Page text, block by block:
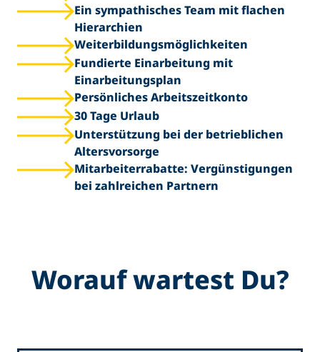
Ein sympathisches Team mit flachen
Hierarchien
Weiterbildungs­möglichkeiten
Fundierte Einarbeitung mit
Einarbeitungsplan
Persönliches Arbeitszeitkonto
30 Tage Urlaub
Unterstützung bei der betrieblichen
Altersvorsorge
Mitarbeiterrabatte: Vergünstigungen
bei zahlreichen Partnern
Worauf wartest Du?